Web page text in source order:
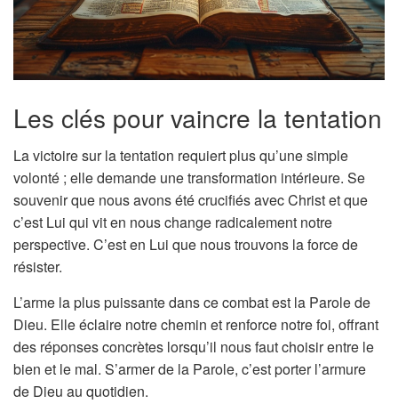
Les clés pour vaincre la tentation
La victoire sur la tentation requiert plus qu’une simple
volonté ; elle demande une transformation intérieure. Se
souvenir que nous avons été crucifiés avec Christ et que
c’est Lui qui vit en nous change radicalement notre
perspective. C’est en Lui que nous trouvons la force de
résister.
L’arme la plus puissante dans ce combat est la Parole de
Dieu. Elle éclaire notre chemin et renforce notre foi, offrant
des réponses concrètes lorsqu’il nous faut choisir entre le
bien et le mal. S’armer de la Parole, c’est porter l’armure
de Dieu au quotidien.